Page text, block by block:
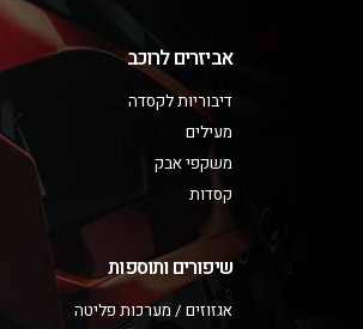
אביזרים לרוכב
דיבוריות לקסדה
מעילים
משקפי אבק
קסדות
שיפורים ותוספות
אגזוזים / מערכות פליטה